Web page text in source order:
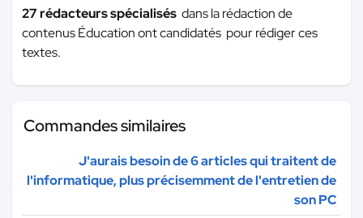
27 rédacteurs spécialisés dans la rédaction de
contenus Éducation ont candidatés pour rédiger ces
textes.
Commandes similaires
J'aurais besoin de 6 articles qui traitent de
l'informatique, plus précisemment de l'entretien de
son PC